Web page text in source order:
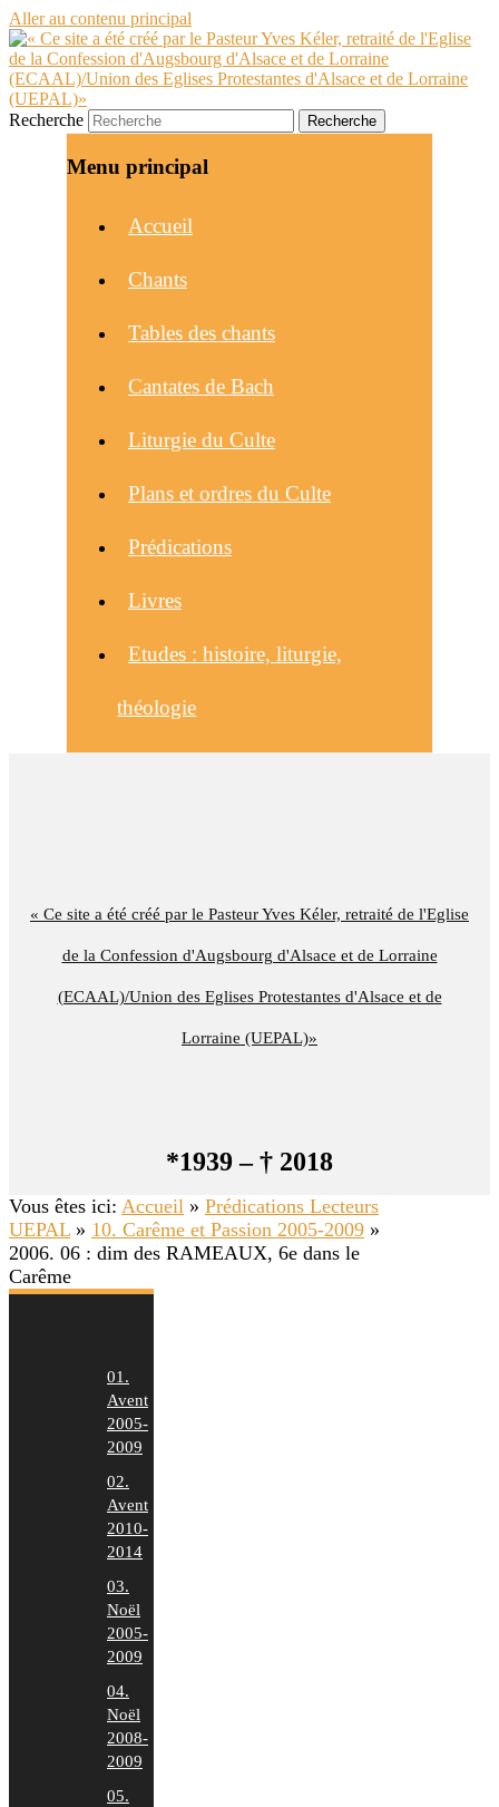
Aller au contenu principal
« Ce site a été créé par le Pasteur Yves Kéler, retraité de l'Eglise
de la Confession d'Augsbourg d'Alsace et de Lorraine
(ECAAL)/Union des Eglises Protestantes d'Alsace et de
Lorraine (UEPAL)»
*1939 – † 2018
Recherche
Menu principal
Accueil
Chants
Tables des chants
Cantates de Bach
Liturgie du Culte
Plans et ordres du Culte
Prédications
Livres
Etudes : histoire, liturgie,
théologie
Vous êtes ici: Accueil » Prédications Lecteurs
UEPAL » 10. Carême et Passion 2005-2009 »
2006. 06 : dim des RAMEAUX, 6e dans le
Carême
01.
Avent
2005-
2009
02.
Avent
2010-
2014
03.
Noël
2005-
2009
04.
Noël
2008-
2009
05.